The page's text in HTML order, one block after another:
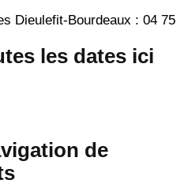
Dieulefit-Bourdeaux : 04 75
les dates ici
de